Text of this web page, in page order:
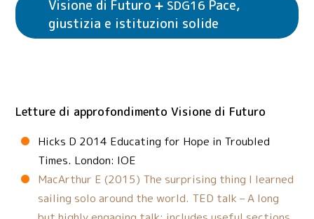
Lotta contro il cambiamento climatico
Vedi esempi di attivitàVisione di Futuro SDG15
Visione di Futuro SDG16 Pace,
giustizia e istituzioni solide
Vedi esempi di attivitàVisione di Futuro SDG16
Pace, giustizia e istituzioni solide
Letture di approfondimento Visione di Futuro
Hicks D 2014 Educating for Hope in Troubled
Times. London: IOE
MacArthur E (2015) The surprising thing I learned
sailing solo around the world. TED talk – A long